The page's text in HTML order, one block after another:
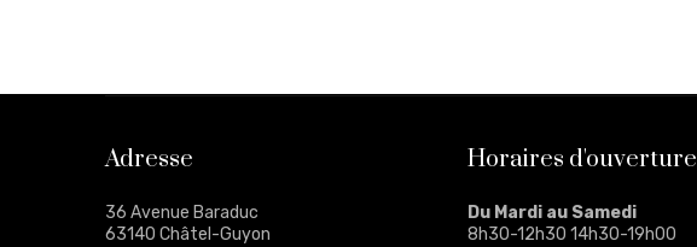
Adresse
36 Avenue Baraduc
63140 Châtel-Guyon
Horaires d'ouverture
Du Mardi au Samedi
8h30-12h30 14h30-19h00